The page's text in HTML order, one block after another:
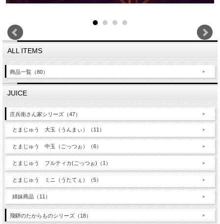
ALL ITEMS
商品一覧（80）
JUICE
庄兵衛さん家シリーズ（47）
とまじゅう 大玉（うんまぃ）（11）
とまじゅう 中玉（ごっつぉ）（6）
とまじゅう フルティカ(ごっつぉ)（1）
とまじゅう ミニ（うたてぇ）（5）
姉妹商品（11）
飛騨のたからものシリーズ（18）